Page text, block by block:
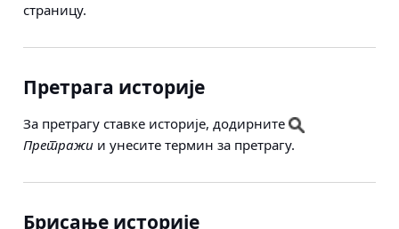
страницу.
Претрага историје
За претрагу ставке историје, додирните
Претражи и унесите термин за претрагу.
Брисање историје